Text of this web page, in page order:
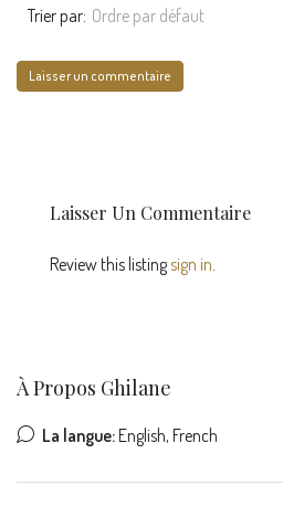
Trier par: Ordre par défaut
Laisser un commentaire
Laisser Un Commentaire
Review this listingsign in.
À Propos Ghilane
La langue:English, French